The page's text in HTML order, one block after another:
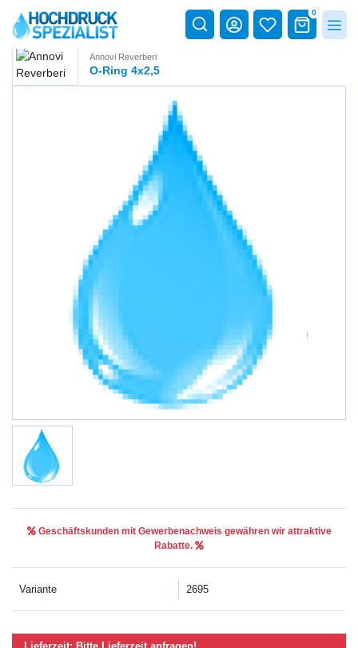
0
Annovi Reverberi
O-Ring 4x2,5
Geschäftskunden mit Gewerbenachweis gewähren wir attraktive
Rabatte.
Variante 2695